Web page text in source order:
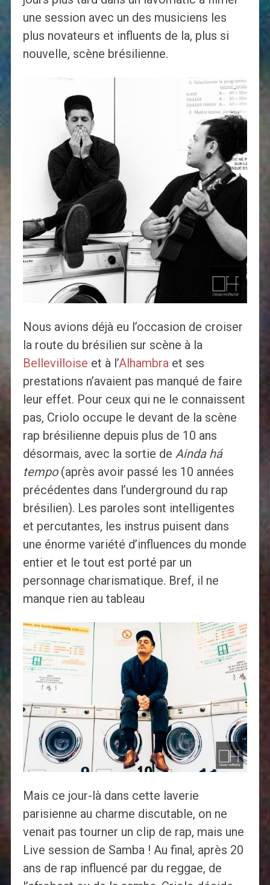
une session avec un des musiciens les
plus novateurs et influents de la, plus si
nouvelle, scène brésilienne.
Nous avions déjà eu l’occasion de croiser
la route du brésilien sur scène à la
Bellevilloise et à l’Alhambra et ses
prestations n’avaient pas manqué de faire
leur effet. Pour ceux qui ne le connaissent
pas, Criolo occupe le devant de la scène
rap brésilienne depuis plus de 10 ans
désormais, avec la sortie de Ainda há
tempo(après avoir passé les 10 années
précédentes dans l’underground du rap
brésilien). Les paroles sont intelligentes
et percutantes, les instrus puisent dans
une énorme variété d’influences du monde
entier et le tout est porté par un
personnage charismatique. Bref, il ne
manque rien au tableau
Mais ce jour-là dans cette laverie
parisienne au charme discutable, on ne
venait pas tourner un clip de rap, mais une
Live session de Samba ! Au final, après 20
ans de rap influencé par du reggae, de